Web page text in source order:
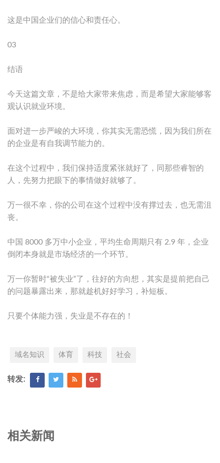
这是中国企业们的信心和责任心。
03
结语
今天这篇文章，不是给大家带来焦虑，而是希望大家能够客
观认识就业环境。
面对进一步严峻的大环境，你其实无需恐慌，因为我们所在
的企业是有自我调节能力的。
在这个过程中，我们保持适度紧张就好了，同那些睿智的
人，先努力把眼下的事情做好就够了。
万一很不幸，你的公司在这个过程中没有撑过去，也无需沮
丧。
中国 8000 多万中小企业，平均生命周期只有 2.9 年，企业
倒闭本身就是市场经济的一个环节。
万一你暂时“被失业”了，往好的方向想，其实是提前把自己
的问题暴露出来，那就趁机好好学习，补短板。
只要个体能力强，失业是不存在的！
域名知识 体育 科技 社会
转发:
相关新闻